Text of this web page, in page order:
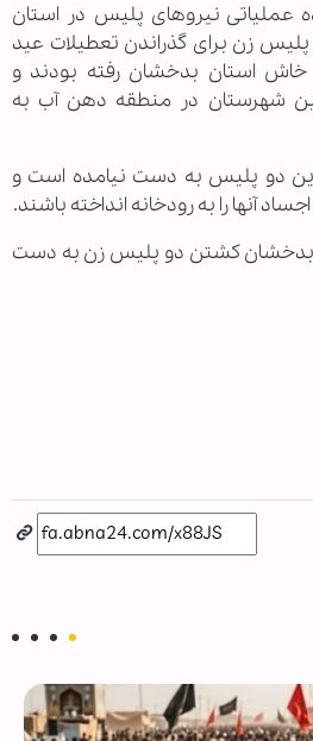
عملیاتی نیروهای پلیس در استان
زن برای گذراندن تعطیلات عید
استان بدخشان رفته بودند و
شهرستان در منطقه دهن آب به
دو پلیس به دست نیامده است و
آنها را به رودخانه انداخته باشند.
بدخشان کشتن دو پلیس زن به دست